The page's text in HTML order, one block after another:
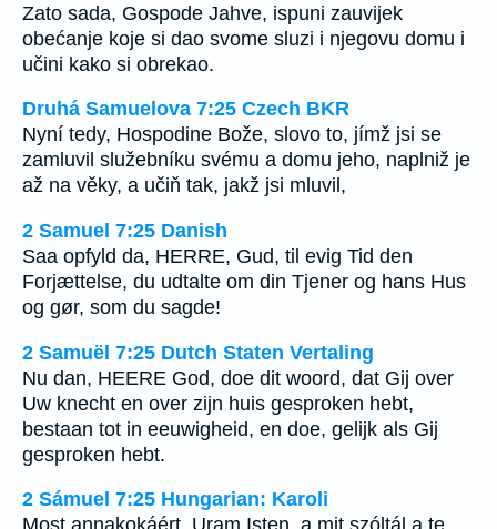
Zato sada, Gospode Jahve, ispuni zauvijek
obećanje koje si dao svome sluzi i njegovu domu i
učini kako si obrekao.
Druhá Samuelova 7:25 Czech BKR
Nyní tedy, Hospodine Bože, slovo to, jímž jsi se
zamluvil služebníku svému a domu jeho, naplniž je
až na věky, a učiň tak, jakž jsi mluvil,
2 Samuel 7:25 Danish
Saa opfyld da, HERRE, Gud, til evig Tid den
Forjættelse, du udtalte om din Tjener og hans Hus
og gør, som du sagde!
2 Samuël 7:25 Dutch Staten Vertaling
Nu dan, HEERE God, doe dit woord, dat Gij over
Uw knecht en over zijn huis gesproken hebt,
bestaan tot in eeuwigheid, en doe, gelijk als Gij
gesproken hebt.
2 Sámuel 7:25 Hungarian: Karoli